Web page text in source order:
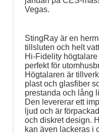
Vegas.
StingRay är en
tillsluten och helt
Hi-Fidelity högtalare
perfekt för
Högtalaren är
plast och glasfiber
prestanda och lång
Den levererar ett
ljud och är
och diskret design.
kan även lackeras i